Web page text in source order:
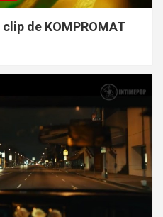
de KOMPROMAT